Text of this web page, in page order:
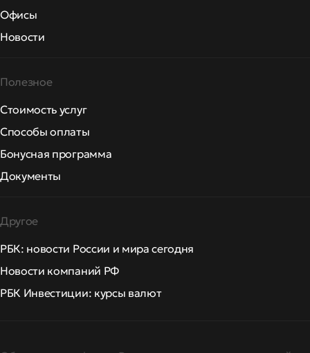
Офисы
Новости
Полезное
Стоимость услуг
Способы оплаты
Бонусная программа
Документы
Другое
РБК: новости России и мира сегодня
Новости компаний РФ
РБК Инвестиции: курсы валют